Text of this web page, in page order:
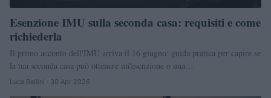
Esenzione IMU sulla seconda casa: requisiti e come
richiederla
Il primo acconto dell'IMU arriva il 16 giugno: guida pratica per capire se
la tua seconda casa può ottenere un'esenzione o una…
Luca Bellini · 30 Apr 2026